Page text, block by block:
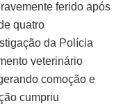
ferido após
quatro
da Polícia
veterinário
comoção e
cumpriu